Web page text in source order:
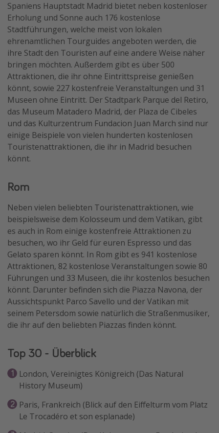
Spaniens Hauptstadt Madrid bietet neben kostenloser
Erholung und Sonne auch 176 kostenlose
Stadtführungen, welche meist von lokalen
ehrenamtlichen Tourguides angeboten werden, die
ihre Stadt den Touristen auf eine andere Weise näher
bringen möchten. Außerdem gibt es über 500
Attraktionen, die ihr ohne Eintrittspreise genießen
könnt, sowie 227 kostenfreie Veranstaltungen und 31
Museen ohne Eintritt. Der Stadtpark Parque del Retiro,
das Museum Matadero Madrid, der Plaza de Cibeles
und das Kulturzentrum Fundacion Juan March sind nur
einige Beispiele von vielen hunderten kostenlosen
Touristenattraktionen, die ihr in Madrid besuchen
könnt.
Rom
Neben vielen beliebten Touristenattraktionen, wie
beispielsweise dem Kolosseum und dem Vatikan, gibt
es auch in Rom einige kostenfreie Attraktionen zu
besuchen, wo ihr Geld für euren Espresso und das
Gelato sparen könnt. In Rom gibt es 941 kostenlose
Attraktionen, 82 kostenlose Veranstaltungen sowie 80
Führungen und 33 Museen, die ihr kostenlos besuchen
könnt. Darunter befinden sich die Piazza Navona, der
Aussichtspunkt Parco Savello und der Vatikan mit
seinem Petersdom sowie natürlich die Straßenmusiker,
die ihr auf den beliebten Piazzas finden könnt.
Top 30 - Überblick
London, Vereinigtes Königreich (Das Natural
History Museum)
Paris, Frankreich (Blick auf den Eiffelturm vom Platz
Le Trocadéro et son esplanade)